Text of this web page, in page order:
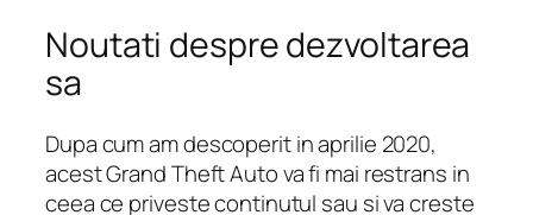
Noutati despre dezvoltarea
sa
Dupa cum am descoperit in aprilie 2020,
acest Grand Theft Auto va fi mai restrans in
ceea ce priveste continutul sau si va creste